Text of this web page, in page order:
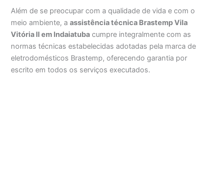
Além de se preocupar com a qualidade de vida e com o
meio ambiente, aassistência técnica Brastemp Vila
Vitória II em Indaiatuba cumpre integralmente com as
normas técnicas estabelecidas adotadas pela marca de
eletrodomésticos Brastemp, oferecendo garantia por
escrito em todos os serviços executados.